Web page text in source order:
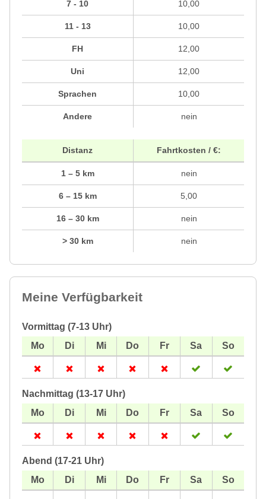
7 - 10
11 - 13
FH
Uni
Sprachen
Andere
10,00
10,00
12,00
12,00
10,00
nein
Distanz
1 – 5 km
6 – 15 km
16 – 30 km
> 30 km
Fahrtkosten / €:
nein
5,00
nein
nein
Meine Verfügbarkeit
Vormittag (7-13 Uhr)
Nachmittag (13-17 Uhr)
Abend (17-21 Uhr)